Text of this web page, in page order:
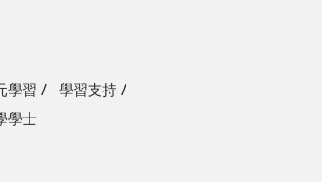
學習
學習支持
學士